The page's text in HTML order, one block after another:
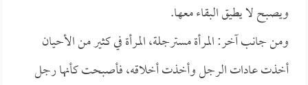
ويصبح لا يطيق البقاء معها.
ومن جانب آخر: المرأة مسترجلة، المرأة في كثير من الأحيان
أخذت عادات الرجل وأخذت أخلاقه، فأصبحت كأنها رجل